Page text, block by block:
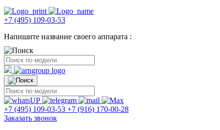
+7 (495) 109-03-53
Напишите название своего аппарата :
+7 (495) 109-03-53 +7 (916) 170-00-28
Заказать звонок